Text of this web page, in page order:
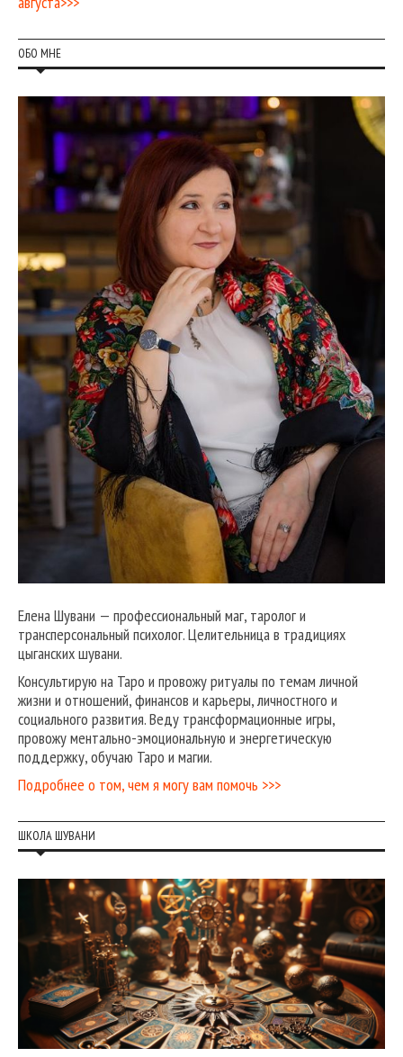
ОБО МНЕ
Елена Шувани — профессиональный маг, таролог и
трансперсональный психолог. Целительница в традициях
цыганских шувани.
Консультирую на Таро и провожу ритуалы по темам личной
жизни и отношений, финансов и карьеры, личностного и
социального развития. Веду трансформационные игры,
провожу ментально-эмоциональную и энергетическую
поддержку, обучаю Таро и магии.
Подробнее о том, чем я могу вам помочь >>>
ШКОЛА ШУВАНИ